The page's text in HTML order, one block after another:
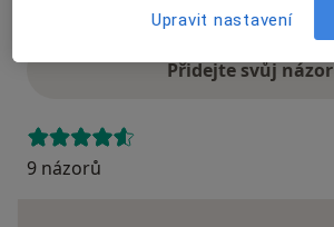
Přidejte svůj názor
9 názorů
Upravit nastavení